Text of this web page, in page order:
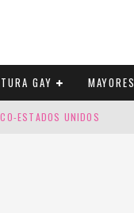
GAY MAYORES
ESTADOS UNIDOS